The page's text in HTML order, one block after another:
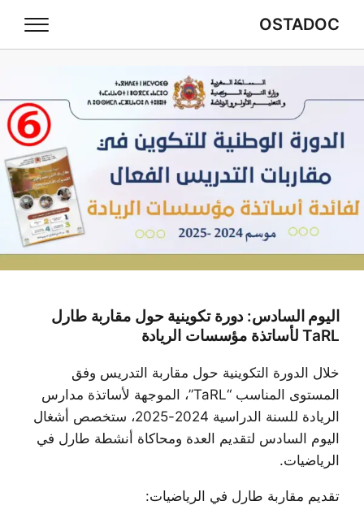
OSTADOC
اليوم السادس: دورة تكوينية حول مقاربة طارل
TaRL لأساتذة مؤسسات الريادة
خلال الدورة التكوينية حول مقاربة التدريس وفق
المستوى المناسب “TaRL”، الموجهة لأساتذة مدارس
الريادة للسنة الدراسية 2024-2025، ستخصص أشغال
اليوم السادس لتقديم العدة ومحاكاة أنشطة طارل في
الرياضيات.
تقديم مقاربة طارل في الرياضيات: